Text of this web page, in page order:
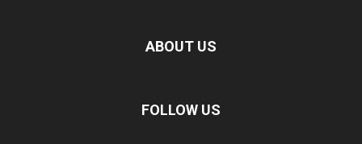
ABOUT US
FOLLOW US